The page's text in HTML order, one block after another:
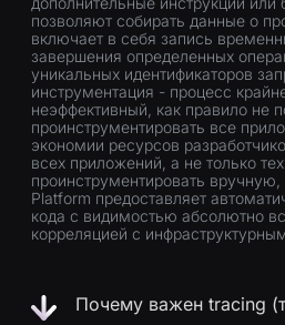
позволяют собирать данные о
включает в себя запись
завершения определенных
уникальных идентификаторов
инструментация - процесс
неэффективный, как правило не
проинструментировать все
экономии ресурсов
всех приложений, а не только
проинструментировать
Platform предоставляет
кода с видимостью абсолютно
корреляцией с
Почему важен tracing